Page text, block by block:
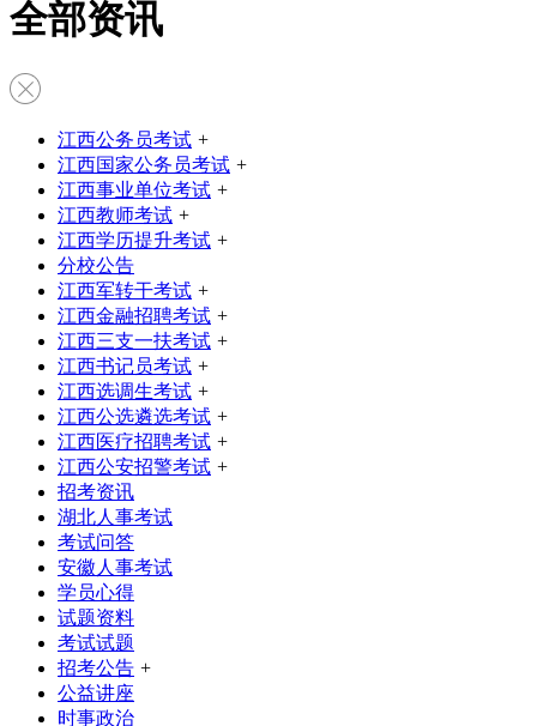
全部资讯
江西公务员考试 +
江西国家公务员考试 +
江西事业单位考试 +
江西教师考试 +
江西学历提升考试 +
分校公告
江西军转干考试 +
江西金融招聘考试 +
江西三支一扶考试 +
江西书记员考试 +
江西选调生考试 +
江西公选遴选考试 +
江西医疗招聘考试 +
江西公安招警考试 +
招考资讯
湖北人事考试
考试问答
安徽人事考试
学员心得
试题资料
考试试题
招考公告 +
公益讲座
时事政治